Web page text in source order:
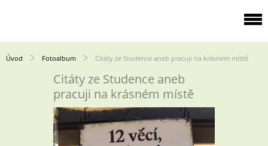
Úvod Fotoalbum Citáty ze Studence aneb pracuji na krásném místě
Citáty ze Studence aneb
pracuji na krásném místě